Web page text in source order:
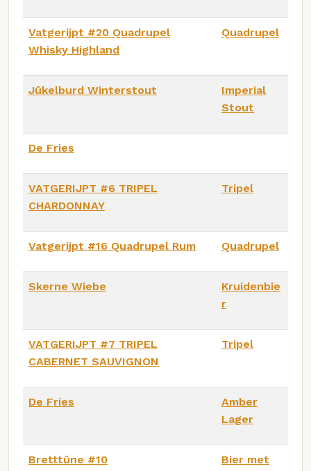
Vatgerijpt #20 Quadrupel
Whisky Highland
Quadrupel
Jûkelburd Winterstout
Imperial
Stout
De Fries
VATGERIJPT #6 TRIPEL
CHARDONNAY
Tripel
Vatgerijpt #16 Quadrupel Rum Quadrupel
Skerne Wiebe
Kruidenbie
r
VATGERIJPT #7 TRIPEL
CABERNET SAUVIGNON
Tripel
De Fries
Amber
Lager
Bretttûne #10
Bier met